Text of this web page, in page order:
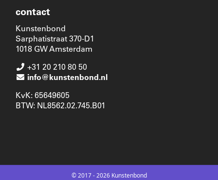
contact
Kunstenbond
Sarphatistraat 370-D1
1018 GW Amsterdam
+31 20 210 80 50
info@kunstenbond.nl
KvK: 65649605
BTW: NL8562.02.745.B01
© 2017 - 2026 Kunstenbond